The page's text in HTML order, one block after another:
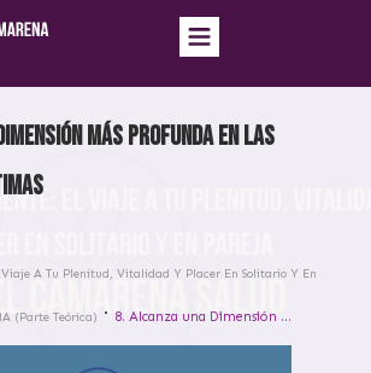
Más Profunda en las
A Tu Plenitud, Vitalidad Y Placer En Solitario Y En
(Parte Teórica)
8. Alcanza una Dimensión Más Profunda en las Experiencias Íntimas